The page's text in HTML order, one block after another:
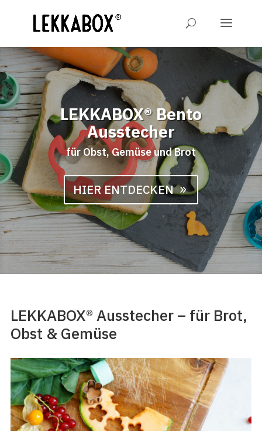
LEKKABOX® Bento
Ausstecher
für Obst, Gemüse und Brot
HIER ENTDECKEN
LEKKABOX® Ausstecher – für Brot,
Obst & Gemüse